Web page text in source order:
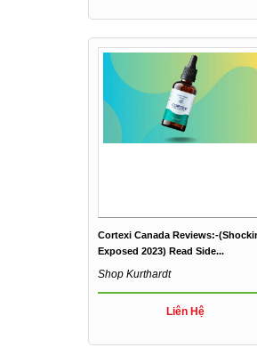
Cortexi Canada Reviews:-
Exposed 2023) Read Side...
Shop Kurthardt
Liên Hệ